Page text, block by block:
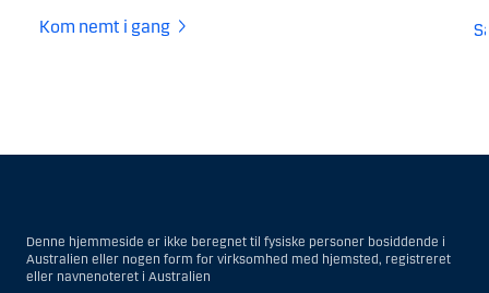
Kom nemt i gang
Denne hjemmeside er ikke beregnet til fysiske personer bosiddende i
Australien eller nogen form for virksomhed med hjemsted, registreret
eller navnenoteret i Australien